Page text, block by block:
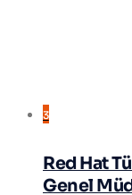
3
Red Hat
Genel